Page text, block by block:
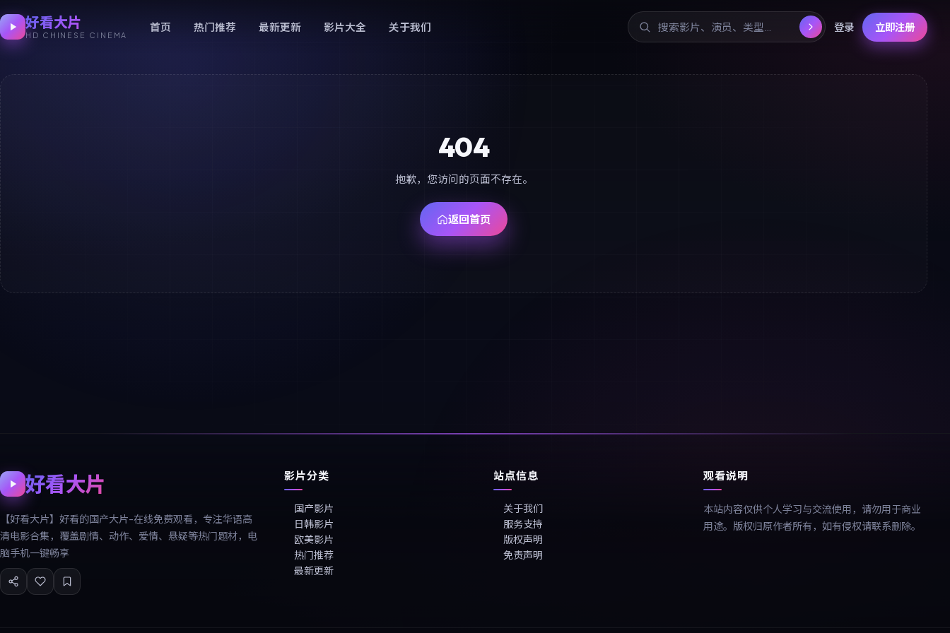
好看大片
HD CHINESE CINEMA
首页 热门推荐 最新更新 影片大全 关于我们 登录 立即注册
404
抱歉，您访问的页面不存在。
返回首页
好看大片
【好看大片】好看的国产大片-在线免费观看，专注华语高
清电影合集，覆盖剧情、动作、爱情、悬疑等热门题材，电
脑手机一键畅享
影片分类
国产影片
日韩影片
欧美影片
热门推荐
最新更新
站点信息
关于我们
服务支持
版权声明
免责声明
观看说明
本站内容仅供个人学习与交流使用，请勿用于商业
用途。版权归原作者所有，如有侵权请联系删除。